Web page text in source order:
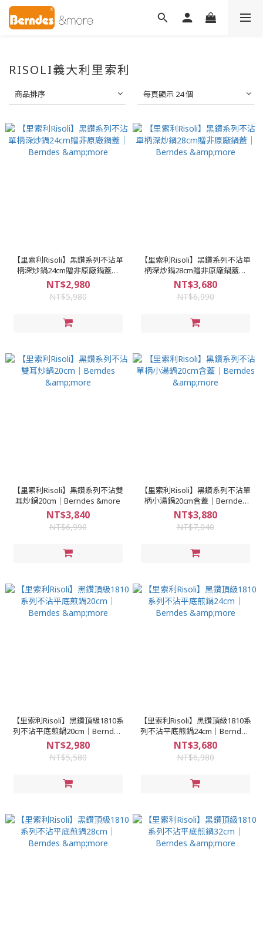
RISOLI義大利里索利
商品排序 每頁顯示 24 個
【里索利Risoli】黑鑽系列不沾單
柄深炒鍋24cm贈非原廠鍋蓋｜
Berndes &more
NT$2,980
NT$5,980
【里索利Risoli】黑鑽系列不沾單
柄深炒鍋28cm贈非原廠鍋蓋｜
Berndes &more
NT$3,680
NT$6,990
【里索利Risoli】黑鑽系列不沾雙
耳炒鍋20cm｜Berndes &more
NT$3,840
NT$6,990
【里索利Risoli】黑鑽系列不沾單
柄小湯鍋20cm含蓋｜Berndes
&more
NT$3,880
NT$7,040
【里索利Risoli】黑鑽頂級1810系
列不沾平底煎鍋20cm｜Berndes
&more
NT$2,980
NT$5,580
【里索利Risoli】黑鑽頂級1810系
列不沾平底煎鍋24cm｜Berndes
&more
NT$3,680
NT$6,980